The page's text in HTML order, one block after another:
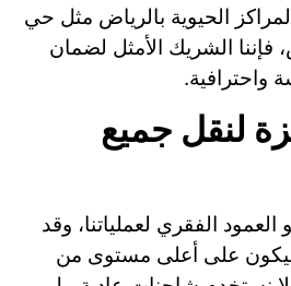
الحيوية بالرياض مثل حي
فإننا الشريك الأمثل لضمان
واحترافية.
لنقل جميع
الفقري لعملياتنا، وقد
ليكون على أعلى مستوى من